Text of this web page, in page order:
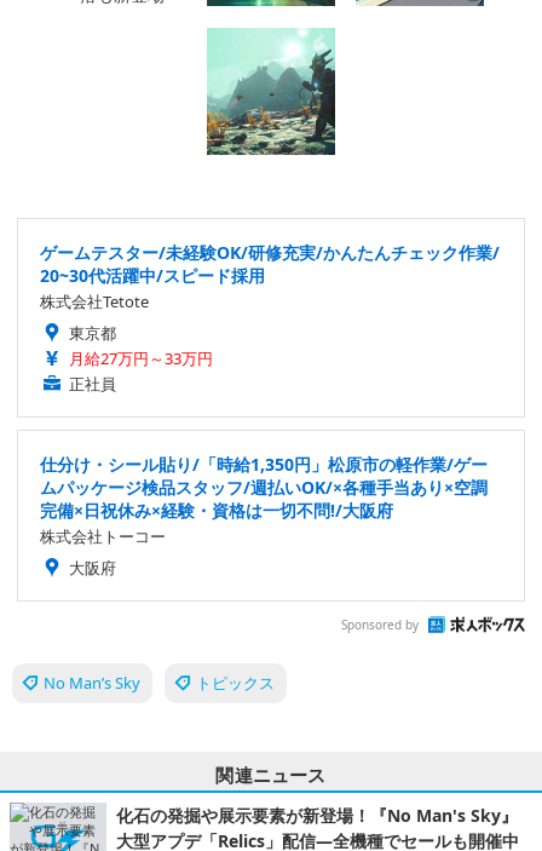
ゲームテスター/未経験OK/研修充実/かんたんチェック作業/
20~30代活躍中/スピード採用
株式会社Tetote
東京都
月給27万円～33万円
正社員
仕分け・シール貼り/「時給1,350円」松原市の軽作業/ゲー
ムパッケージ検品スタッフ/週払いOK/×各種手当あり×空調
完備×日祝休み×経験・資格は一切不問!/大阪府
株式会社トーコー
大阪府
Sponsored by
No Man’s Sky トピックス
関連ニュース
化石の発掘や展示要素が新登場！『No Man's Sky』
大型アプデ「Relics」配信―全機種でセールも開催中